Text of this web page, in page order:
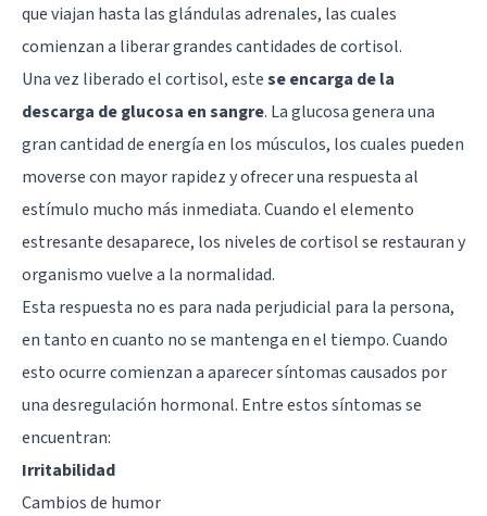
que viajan hasta las glándulas adrenales, las cuales
comienzan a liberar grandes cantidades de cortisol.
Una vez liberado el cortisol, estese encarga de la
descarga de glucosa en sangre. La glucosa genera una
gran cantidad de energía en los músculos, los cuales pueden
moverse con mayor rapidez y ofrecer una respuesta al
estímulo mucho más inmediata. Cuando el elemento
estresante desaparece, los niveles de cortisol se restauran y
organismo vuelve a la normalidad.
Esta respuesta no es para nada perjudicial para la persona,
en tanto en cuanto no se mantenga en el tiempo. Cuando
esto ocurre comienzan a aparecer síntomas causados por
una desregulación hormonal. Entre estos síntomas se
encuentran:
Irritabilidad
Cambios de humor